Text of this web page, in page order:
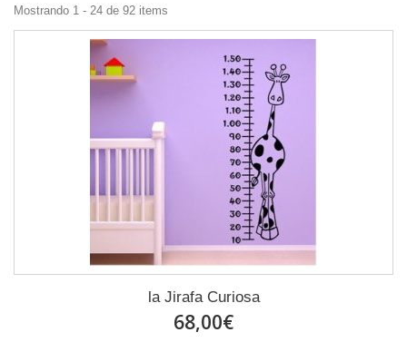
Mostrando 1 - 24 de 92 items
la Jirafa Curiosa
68,00€